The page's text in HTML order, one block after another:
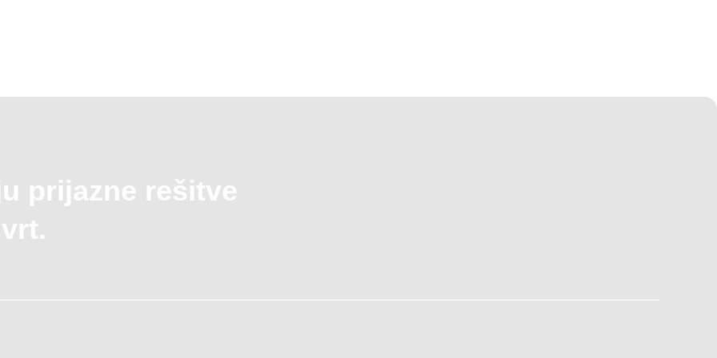
prijazne rešitve